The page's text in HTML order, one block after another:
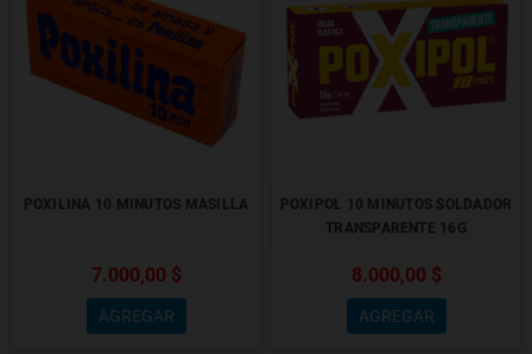
POXILINA 10 MINUTOS MASILLA
7.000,00 $
AGREGAR
POXIPOL 10 MINUTOS SOLDADOR
TRANSPARENTE 16G
8.000,00 $
AGREGAR